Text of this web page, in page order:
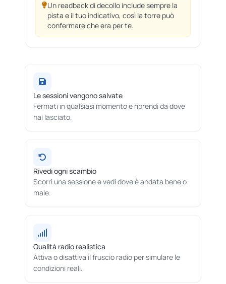
Un readback di decollo include sempre la
pista e il tuo indicativo, così la torre può
confermare che era per te.
Le sessioni vengono salvate
Fermati in qualsiasi momento e riprendi da dove
hai lasciato.
Rivedi ogni scambio
Scorri una sessione e vedi dove è andata bene o
male.
Qualità radio realistica
Attiva o disattiva il fruscio radio per simulare le
condizioni reali.